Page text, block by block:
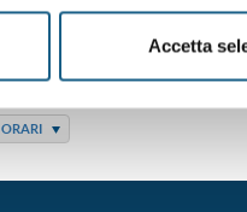
Accetta
semoventi con
ORARI